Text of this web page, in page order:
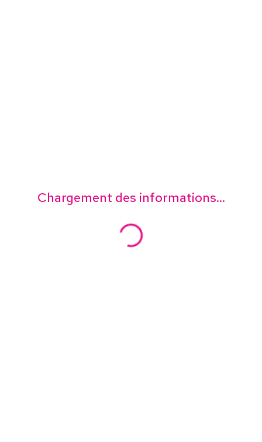
Chargement des informations...